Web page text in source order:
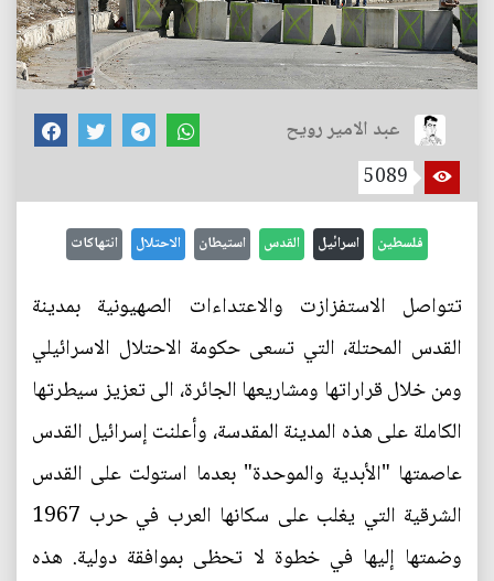
عبد الامير رويح
5089
فلسطين اسرائيل القدس استيطان الاحتلال انتهاكات
تتواصل الاستفزازت والاعتداءات الصهيونية بمدينة
القدس المحتلة، التي تسعى حكومة الاحتلال الاسرائيلي
ومن خلال قراراتها ومشاريعها الجائرة، الى تعزيز سيطرتها
الكاملة على هذه المدينة المقدسة، وأعلنت إسرائيل القدس
عاصمتها "الأبدية والموحدة" بعدما استولت على القدس
الشرقية التي يغلب على سكانها العرب في حرب 1967
وضمتها إليها في خطوة لا تحظى بموافقة دولية. هذه